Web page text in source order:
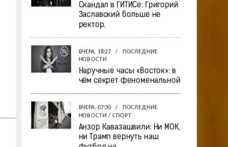
Скандал в ГИТИСе: Григорий
Заславский больше не
ректор.
ВЧЕРА, 18:27 /
ПОСЛЕДНИЕ
НОВОСТИ
Наручные часы «Восток»: в
чём секрет феноменальной
ВЧЕРА, 07:30 /
ПОСЛЕДНИЕ
НОВОСТИ / СПОРТ
Анзор Кавазашвили: Ни МОК,
ни Трамп вернуть наш